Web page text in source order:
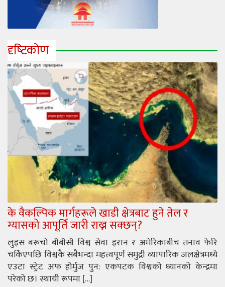
दृष्‍टिकोण
के वैकल्पिक मार्गहरूले खाडी क्षेत्रबाट हुने तेल र
ग्यासको आपूर्ति जारी राख्न सक्छन्?
लुइस बरूचो बीबीसी विश्व सेवा इरान र अमेरिकाबीच तनाव फेरि
चर्किएपछि विश्वकै सबैभन्दा महत्त्वपूर्ण समुद्री व्यापारिक जलक्षेत्रमध्ये
एउटा स्ट्रेट अफ होर्मुज पुन: एकपटक विश्वको ध्यानको केन्द्रमा
परेको छ। स्थायी रूपमा […]